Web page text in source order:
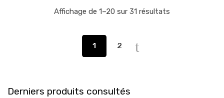
Affichage de 1–20 sur 31 résultats
1 2
Derniers produits consultés